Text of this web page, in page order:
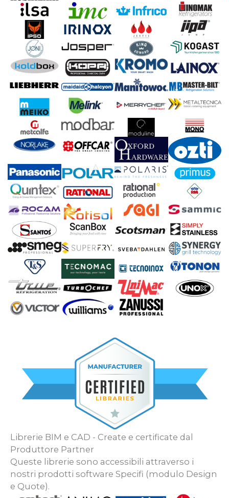
Librerie BIM e CAD - Create e certificate dal
Produttore Partner
Queste librerie sono accessibili attraverso i
nostri prodotti software Specifi (modulo Design
e Quote).